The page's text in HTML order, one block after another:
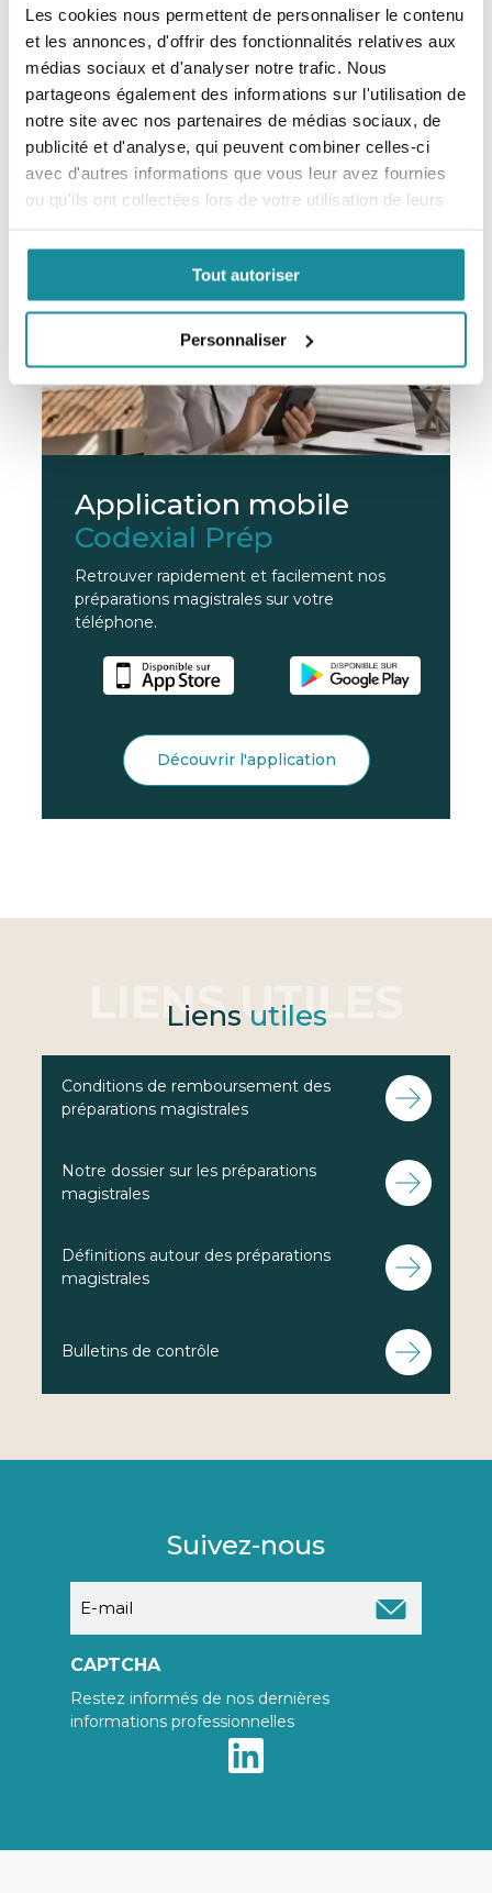
Les cookies nous permettent de personnaliser le contenu
et les annonces, d'offrir des fonctionnalités relatives aux
médias sociaux et d'analyser notre trafic. Nous
partageons également des informations sur l'utilisation de
notre site avec nos partenaires de médias sociaux, de
publicité et d'analyse, qui peuvent combiner celles-ci
avec d'autres informations que vous leur avez fournies
ou qu'ils ont collectées lors de votre utilisation de leurs
Tout autoriser
Personnaliser
Codexial Crème Émolliente
EXCIPIENT DERMATOLOGIQUE
En savoir plus
Application mobile
Codexial Prép
Retrouver rapidement et facilement nos
préparations magistrales sur votre
téléphone.
Découvrir l'application
Liens utiles
Conditions de remboursement des
préparations magistrales
Notre dossier sur les préparations
magistrales
Définitions autour des préparations
magistrales
Bulletins de contrôle
Suivez-nous
mail
CAPTCHA
Restez informés de nos dernières
informations professionnelles